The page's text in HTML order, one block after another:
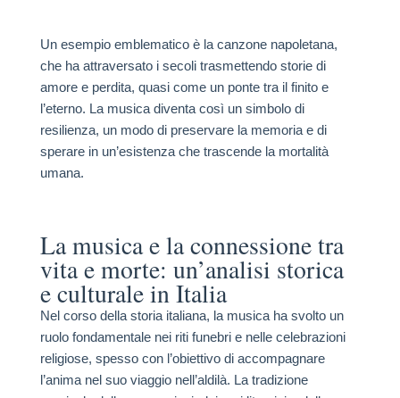
Un esempio emblematico è la canzone napoletana,
che ha attraversato i secoli trasmettendo storie di
amore e perdita, quasi come un ponte tra il finito e
l’eterno. La musica diventa così un simbolo di
resilienza, un modo di preservare la memoria e di
sperare in un’esistenza che trascende la mortalità
umana.
La musica e la connessione tra
vita e morte: un’analisi storica
e culturale in Italia
Nel corso della storia italiana, la musica ha svolto un
ruolo fondamentale nei riti funebri e nelle celebrazioni
religiose, spesso con l’obiettivo di accompagnare
l’anima nel suo viaggio nell’aldilà. La tradizione